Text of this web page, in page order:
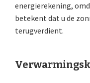
energierekening,
betekent dat u de
terugverdient.